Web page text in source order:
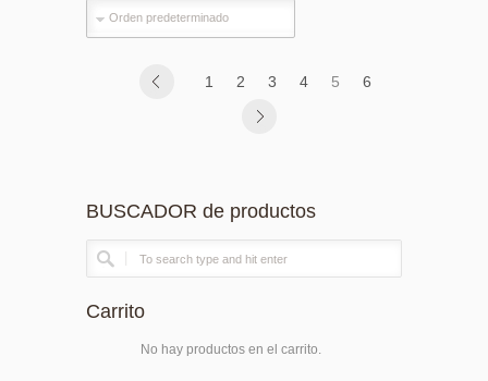
1 2 3 4 5 6
BUSCADOR de productos
Carrito
No hay productos en el carrito.